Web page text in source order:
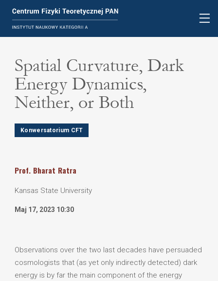
Spatial Curvature, Dark
Energy Dynamics,
Neither, or Both
Konwersatorium CFT
Prof. Bharat Ratra
Kansas State University
Maj 17, 2023 10:30
Observations over the two last decades have persuaded
cosmologists that (as yet only indirectly detected) dark
energy is by far the main component of the energy